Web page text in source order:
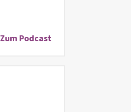
Zum Podcast